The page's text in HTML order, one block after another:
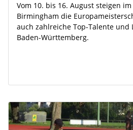
Vom 10. bis 16. August steigen
Birmingham die
auch zahlreiche Top-Talente und
Baden-Württemberg.